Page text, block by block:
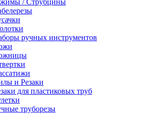
/ Струбцины
ручных инструментов
и Резаки
для пластиковых труб
труборезы